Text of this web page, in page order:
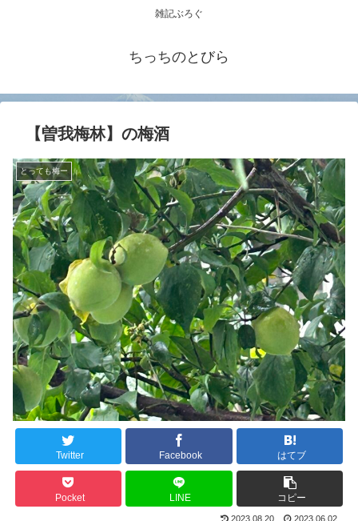
雑記ぶろぐ
ちっちのとびら
【曽我梅林】の梅酒
とっても梅ー
Twitter Facebook はてブ
Pocket LINE コピー
2023.08.20 2023.06.02